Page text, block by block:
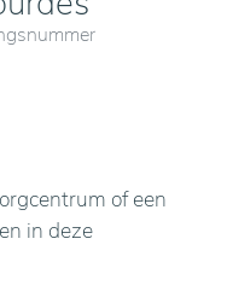
of een
in deze